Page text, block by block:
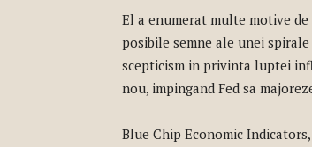
El a enumerat multe motive
posibile semne ale unei
scepticism in privinta luptei
nou, impingand Fed sa
Blue Chip Economic